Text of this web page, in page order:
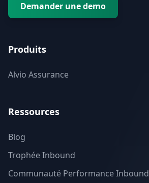
Demander une demo
Produits
Alvio Assurance
Ressources
Blog
Trophée Inbound
Communauté Performance Inbound